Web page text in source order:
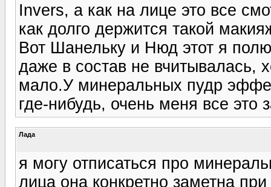
Invers, а как на лице это все
как долго держится такой
Вот Шанельку и Нюд этот я
даже в состав не вчитывалась,
мало.У минеральных пудр
где-нибудь, очень меня все это
Лада
я могу отписаться про
лица она конкретно заметна